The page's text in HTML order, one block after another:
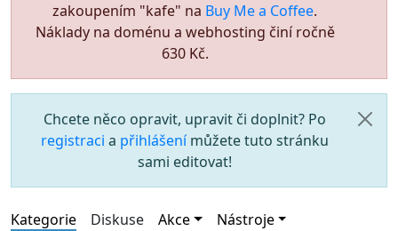
zakoupením "kafe" na Buy Me a Coffee.
Náklady na doménu a webhosting činí ročně
630 Kč.
Chcete něco opravit, upravit či doplnit? Po
registraci a přihlášenímůžete tuto stránku
sami editovat!
Kategorie Diskuse Akce Nástroje